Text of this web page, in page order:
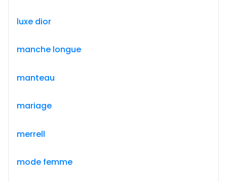
luxe dior
manche longue
manteau
mariage
merrell
mode femme